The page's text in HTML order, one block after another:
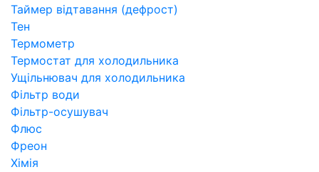
Таймер відтавання (дефрост)
Тен
Термометр
Термостат для холодильника
Ущільнювач для холодильника
Фільтр води
Фільтр-осушувач
Флюс
Фреон
Хімія